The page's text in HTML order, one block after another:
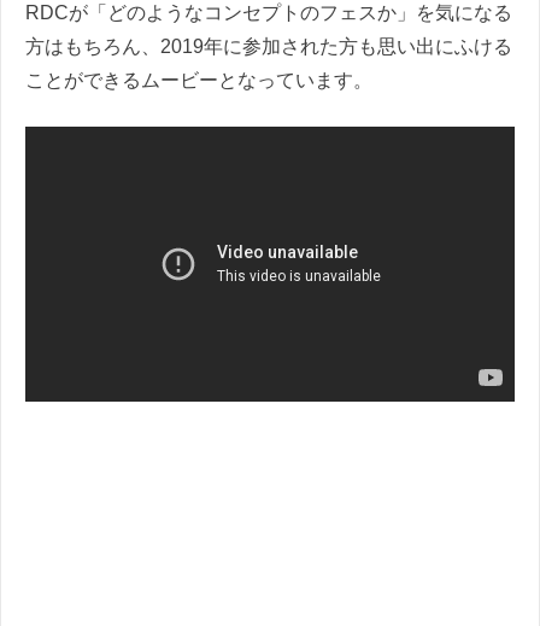
RDCが「どのようなコンセプトのフェスか」を気になる
方はもちろん、2019年に参加された方も思い出にふける
ことができるムービーとなっています。